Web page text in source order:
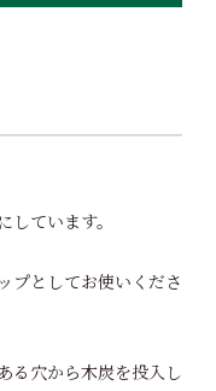
ています。
プとしてお使いくださ
る穴から木炭を投入し